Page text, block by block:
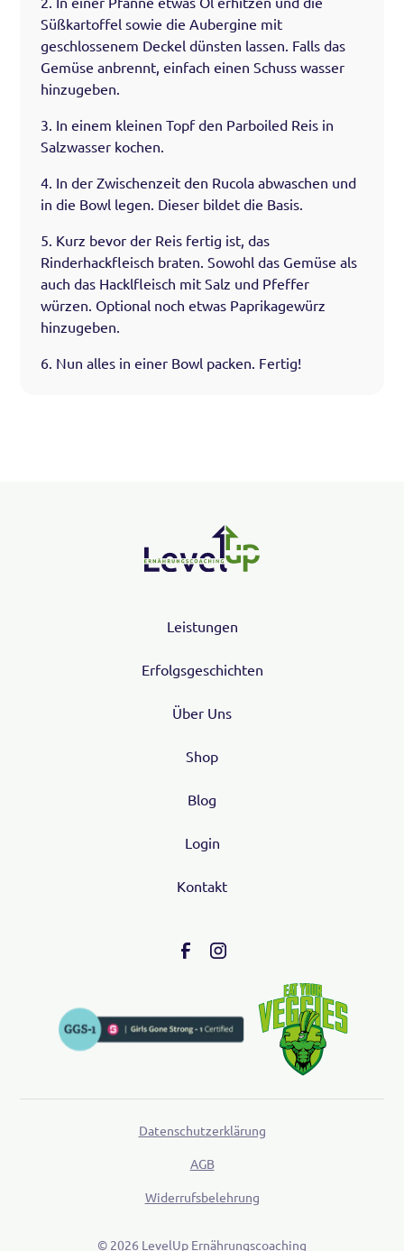
Süßkartoffel sowie die Aubergine mit
geschlossenem Deckel dünsten lassen. Falls das
Gemüse anbrennt, einfach einen Schuss wasser
hinzugeben.
3. In einem kleinen Topf den Parboiled Reis in
Salzwasser kochen.
4. In der Zwischenzeit den Rucola abwaschen und
in die Bowl legen. Dieser bildet die Basis.
5. Kurz bevor der Reis fertig ist, das
Rinderhackfleisch braten. Sowohl das Gemüse als
auch das Hacklfleisch mit Salz und Pfeffer
würzen. Optional noch etwas Paprikagewürz
hinzugeben.
6. Nun alles in einer Bowl packen. Fertig!
Leistungen
Erfolgsgeschichten
Über Uns
Shop
Blog
Login
Kontakt
© 2026 LevelUp Ernährungscoaching
Datenschutzerklärung
AGB
Widerrufsbelehrung